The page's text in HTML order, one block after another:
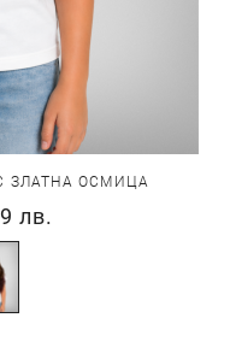
ЗЛАТНА ОСМИЦА
лв.